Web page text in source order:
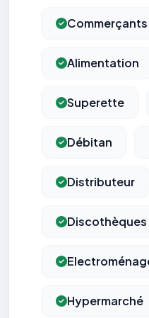
Commerçants
Alimentation
Superette
Débitan
Distributeur
Discothèques
Hypermarché